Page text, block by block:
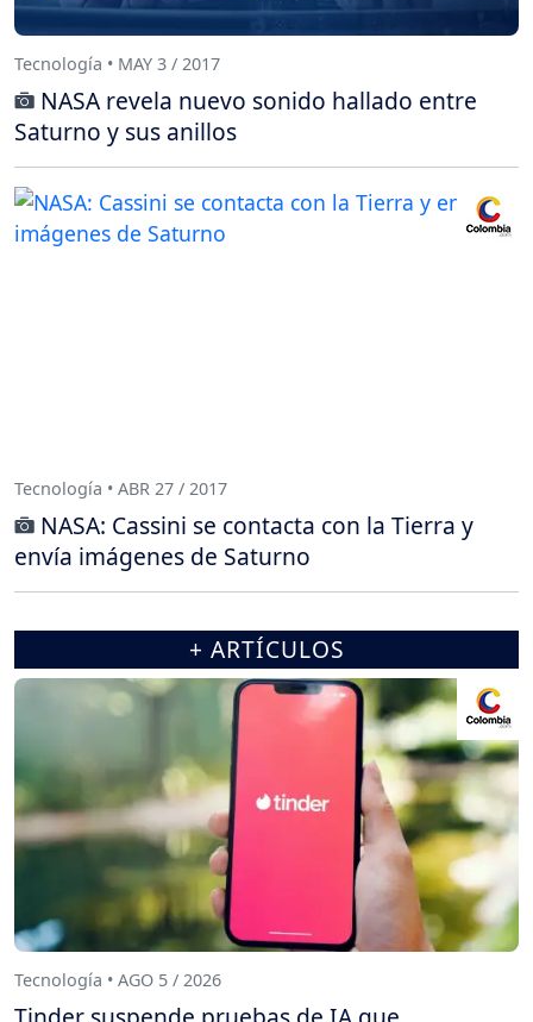
Tecnología • MAY 3 / 2017
NASA revela nuevo sonido hallado entre
Saturno y sus anillos
Tecnología • ABR 27 / 2017
NASA: Cassini se contacta con la Tierra y
envía imágenes de Saturno
+ ARTÍCULOS
Tecnología • AGO 5 / 2026